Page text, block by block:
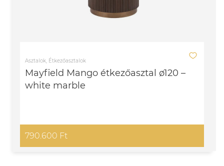
Mayfield Mango étkezőasztal ø120 –
white marble
Asztalok, Étkezőasztalok
790.600 Ft